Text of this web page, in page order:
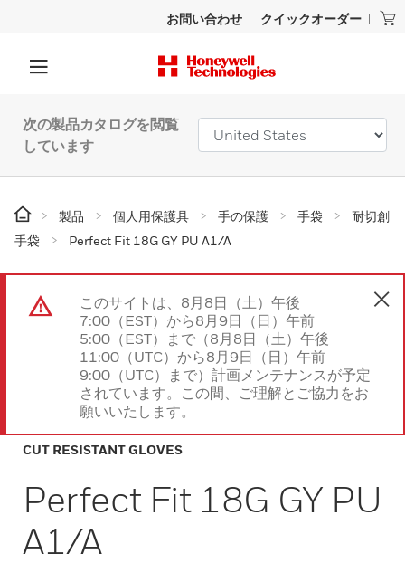
お問い合わせ クイックオーダー
次の製品カタログを閲覧
しています
製品 個人用保護具 手の保護 手袋
耐切創
手袋
Perfect Fit 18G GY PU A1/A
このサイトは、8月8日（土）午後
7:00（EST）から8月9日（日）午前
5:00（EST）まで（8月8日（土）午後
11:00（UTC）から8月9日（日）午前
9:00（UTC）まで）計画メンテナンスが予定
されています。この間、ご理解とご協力をお
願いいたします。
CUT RESISTANT GLOVES
Perfect Fit 18G GY PU
A1/A